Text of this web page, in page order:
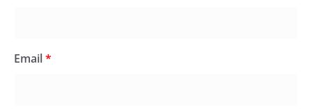
Email*